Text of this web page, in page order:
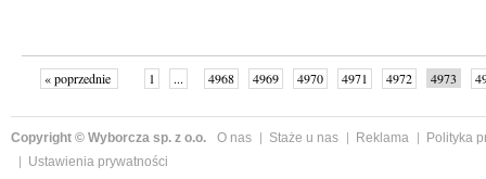
« poprzednie 1 ... 4968 4969 4970 4971 4972 4973
Copyright © Wyborcza sp. z o.o. O nas Staże u nas Reklama
Polityka
Ustawienia prywatności